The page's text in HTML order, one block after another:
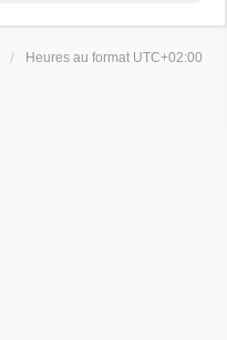
Heures au format UTC+02:00